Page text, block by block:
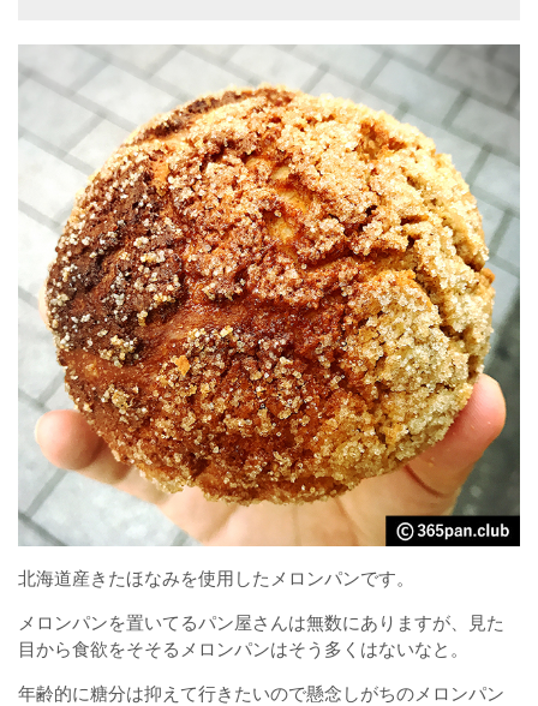
北海道産きたほなみを使用したメロンパンです。
メロンパンを置いてるパン屋さんは無数にありますが、見た
目から食欲をそそるメロンパンはそう多くはないなと。
年齢的に糖分は抑えて行きたいので懸念しがちのメロンパン